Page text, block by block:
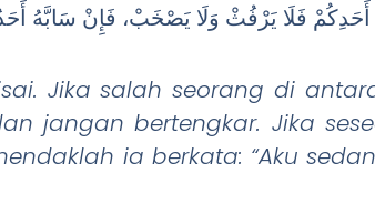
فَلَا يَرْفُثْ وَلَا يَصْخَبْ، فَإِنْ سَابَّهُ
Jika salah seorang di
jangan bertengkar. Jika
ia berkata: “Aku